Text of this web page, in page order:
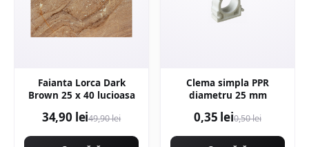
Faianta Lorca Dark
Brown 25 x 40 lucioasa
34,90 lei49,90 lei
Clema simpla PPR
diametru 25 mm
0,35 lei0,50 lei